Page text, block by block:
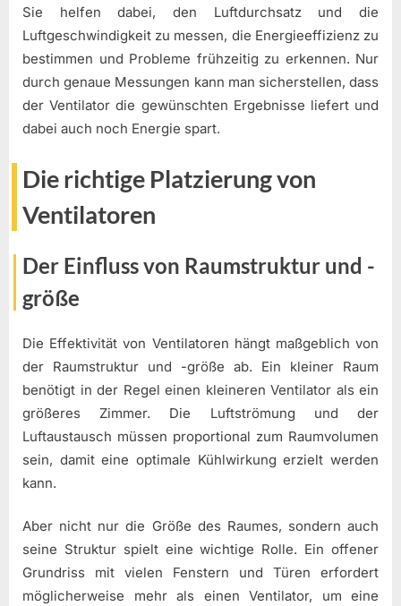
Sie helfen dabei, den Luftdurchsatz und die
Luftgeschwindigkeit zu messen, die Energieeffizienz zu
bestimmen und Probleme frühzeitig zu erkennen. Nur
durch genaue Messungen kann man sicherstellen, dass
der Ventilator die gewünschten Ergebnisse liefert und
dabei auch noch Energie spart.
Die richtige Platzierung von
Ventilatoren
Der Einfluss von Raumstruktur und -
größe
Die Effektivität von Ventilatoren hängt maßgeblich von
der Raumstruktur und -größe ab. Ein kleiner Raum
benötigt in der Regel einen kleineren Ventilator als ein
größeres Zimmer. Die Luftströmung und der
Luftaustausch müssen proportional zum Raumvolumen
sein, damit eine optimale Kühlwirkung erzielt werden
kann.
Aber nicht nur die Größe des Raumes, sondern auch
seine Struktur spielt eine wichtige Rolle. Ein offener
Grundriss mit vielen Fenstern und Türen erfordert
möglicherweise mehr als einen Ventilator, um eine